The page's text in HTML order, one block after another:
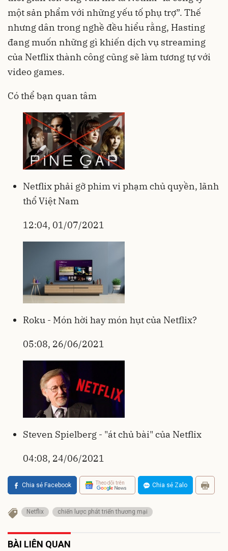
một sản phẩm với những yếu tố phụ trợ”. Thế
nhưng dân trong nghề đều hiểu rằng, Hasting
đang muốn những gì khiến dịch vụ streaming
của Netflix thành công cũng sẽ làm tương tự với
video games.
Có thể bạn quan tâm
Netflix phải gỡ phim vi phạm chủ quyền, lãnh
thổ Việt Nam
12:04, 01/07/2021
Roku - Món hời hay món hụt của Netflix?
05:08, 26/06/2021
Steven Spielberg - "át chủ bài" của Netflix
04:08, 24/06/2021
Chia sẻ Facebook Theo dõi trên Chia sẻ Zalo
Netflix chiến lược phát triển thương mại
BÀI LIÊN QUAN